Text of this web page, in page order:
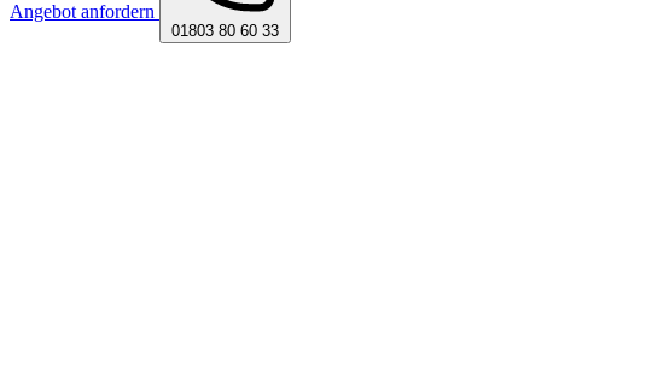
Angebot anfordern
01803 80 60 33